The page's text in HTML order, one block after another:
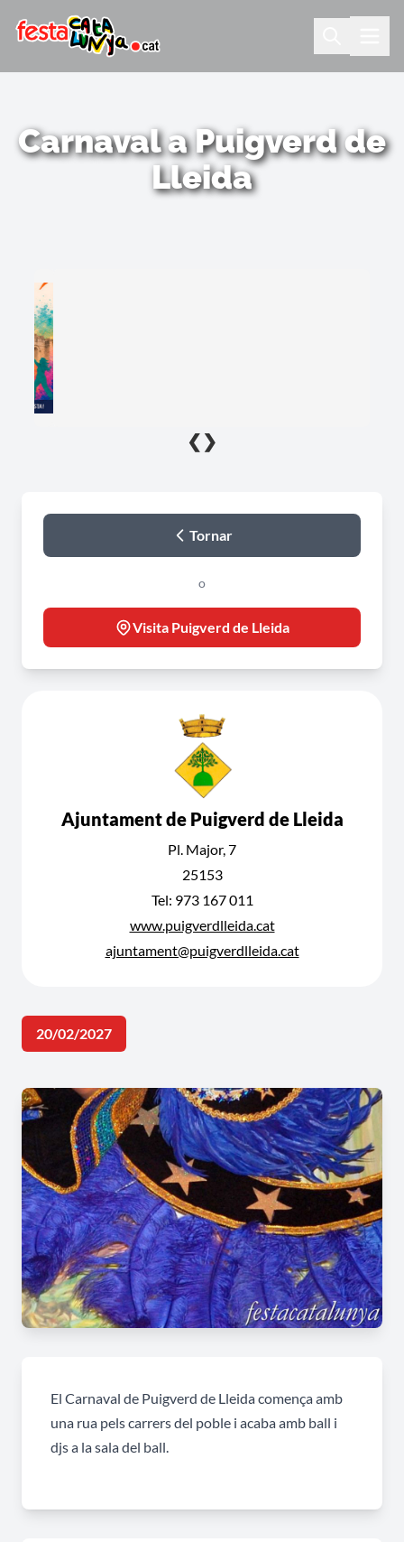
Carnaval a Puigverd de
Lleida
❮ ❯
Tornar
o
Visita Puigverd de Lleida
Ajuntament de Puigverd de Lleida
Pl. Major, 7
25153
Tel: 973 167 011
www.puigverdlleida.cat
ajuntament@puigverdlleida.cat
20/02/2027
El Carnaval de Puigverd de Lleida comença amb
una rua pels carrers del poble i acaba amb ball i
djs a la sala del ball.